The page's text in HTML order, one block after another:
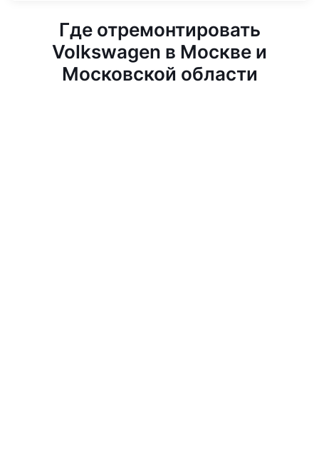
Где отремонтировать
Volkswagen в Москве и
Московской области